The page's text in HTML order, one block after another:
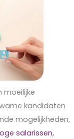
moeilijke
kandidaten
mogelijkheden,
salarissen,